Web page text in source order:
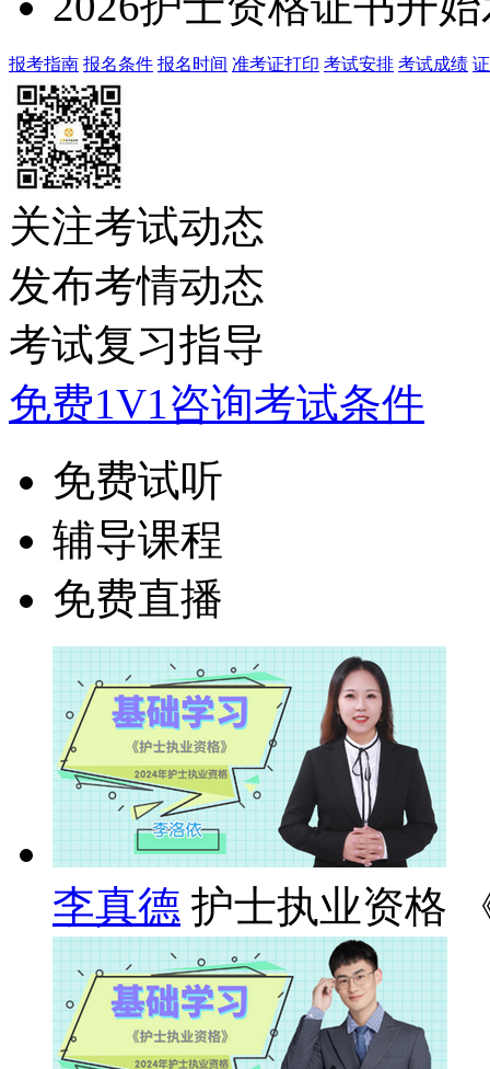
报考指南 报名条件 报名时间 准考证打印 考试安排 考试成绩
关注考试动态
发布考情动态
考试复习指导
免费1V1咨询考试条件
免费试听
辅导课程
免费直播
李真德 护士执业资格